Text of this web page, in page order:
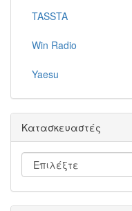
TASSTA
Win Radio
Yaesu
Κατασκευαστές